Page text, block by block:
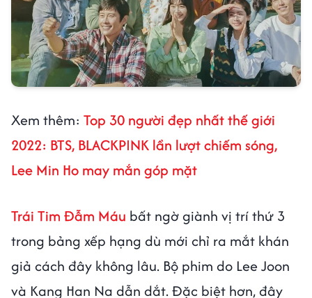
Xem thêm: Top 30 người đẹp nhất thế giới
2022: BTS, BLACKPINK lần lượt chiếm sóng,
Lee Min Ho may mắn góp mặt
Trái Tim Đẫm Máu bất ngờ giành vị trí thứ 3
trong bảng xếp hạng dù mới chỉ ra mắt khán
giả cách đây không lâu. Bộ phim do Lee Joon
và Kang Han Na dẫn dắt. Đặc biệt hơn, đây